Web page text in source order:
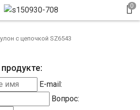
с цепочкой SZ6543
E-mail:
Вопрос: